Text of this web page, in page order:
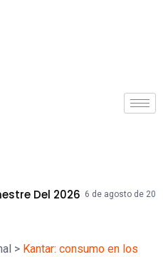
de 2026 Mallplaza
> Kantar: consumo en los